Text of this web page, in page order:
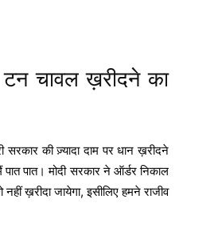
चावल ख़रीदने का
की ज़्यादा दाम पर धान ख़रीदने
पात। मोदी सरकार ने ऑर्डर निकाल
ख़रीदा जायेगा, इसीलिए हमने राजीव